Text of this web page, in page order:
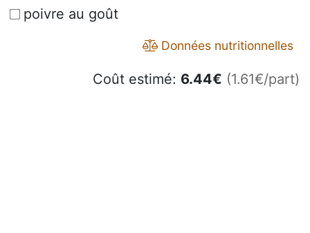
poivre au goût
Données nutritionnelles
Coût estimé: 6.44€ (1.61€/part)